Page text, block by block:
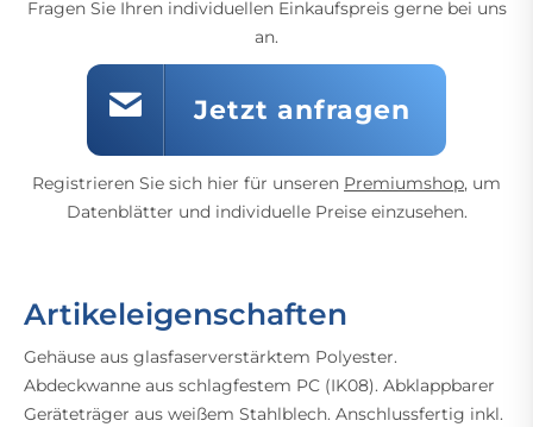
Fragen Sie Ihren individuellen Einkaufspreis gerne bei uns
an.
Jetzt anfragen
Registrieren Sie sich hier für unseren Premiumshop, um
Datenblätter und individuelle Preise einzusehen.
Artikeleigenschaften
Gehäuse aus glasfaserverstärktem Polyester.
Abdeckwanne aus schlagfestem PC (IK08). Abklappbarer
Geräteträger aus weißem Stahlblech. Anschlussfertig inkl.